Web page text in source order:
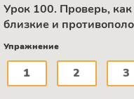
Урок 100. Проверь,
близкие и
Упражнение
1 2 3